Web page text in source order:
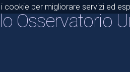
Osservatorio
cookie per migliorare servizi ed